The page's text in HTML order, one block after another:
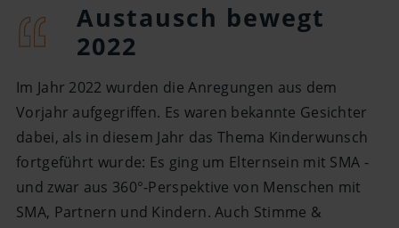
Austausch bewegt
2022
Im Jahr 2022 wurden die Anregungen aus dem
Vorjahr aufgegriffen. Es waren bekannte Gesichter
dabei, als in diesem Jahr das Thema Kinderwunsch
fortgeführt wurde: Es ging um Elternsein mit SMA -
und zwar aus 360°-Perspektive von Menschen mit
SMA, Partnern und Kindern. Auch Stimme &